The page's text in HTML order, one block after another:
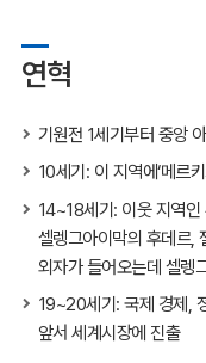
연혁
기원전 1세기부터 중앙
10세기: 이 지역에‘메르
14~18세기: 이웃 지역
셀렝그아이막의 후데르,
외자가 들어오는데 셀렝
19~20세기: 국제 경제,
앞서 세계시장에 진출